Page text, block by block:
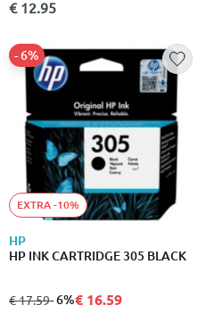
€ 12.95
EXTRA -10%
HP
HP INK CARTRIDGE 305 BLACK
από
€ 17.59σε
- 6%
- 6%€ 16.59